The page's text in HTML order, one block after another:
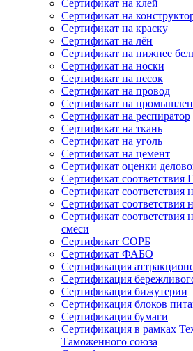
Сертификат на клей
Сертификат на
Сертификат на краску
Сертификат на лён
Сертификат на нижнее
Сертификат на носки
Сертификат на песок
Сертификат на провод
Сертификат на
Сертификат на респиратор
Сертификат на ткань
Сертификат на уголь
Сертификат на цемент
Сертификат оценки
Сертификат
Сертификат соответствия
Сертификат соответствия
Сертификат соответствия
смеси
Сертификат СОРБ
Сертификат ФАБО
Сертификация
Сертификация
Сертификация бижутерии
Сертификация блоков
Сертификация бумаги
Сертификация в рамках
Таможенного союза